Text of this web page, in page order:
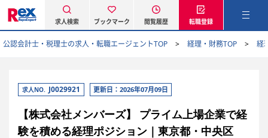
求人検索 ブックマーク 閲覧履歴 転職登録
公認会計士・税理士の求人・転職エージェントTOP 経理・財務TOP 経
求人NO. J0029921 更新日：2026年07月09日
【株式会社メンバーズ】 プライム上場企業で経
験を積める経理ポジション｜東京都・中央区